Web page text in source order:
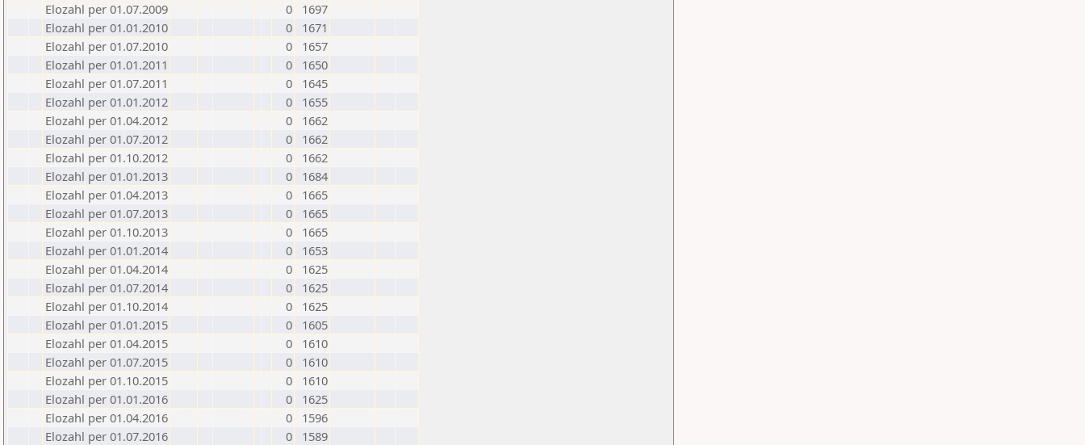
Elozahl per 01.07.2009
0
1697
Elozahl per 01.01.2010
0
1671
Elozahl per 01.07.2010
0
1657
Elozahl per 01.01.2011
0
1650
Elozahl per 01.07.2011
0
1645
Elozahl per 01.01.2012
0
1655
Elozahl per 01.04.2012
0
1662
Elozahl per 01.07.2012
0
1662
Elozahl per 01.10.2012
0
1662
Elozahl per 01.01.2013
0
1684
Elozahl per 01.04.2013
0
1665
Elozahl per 01.07.2013
0
1665
Elozahl per 01.10.2013
0
1665
Elozahl per 01.01.2014
0
1653
Elozahl per 01.04.2014
0
1625
Elozahl per 01.07.2014
0
1625
Elozahl per 01.10.2014
0
1625
Elozahl per 01.01.2015
0
1605
Elozahl per 01.04.2015
0
1610
Elozahl per 01.07.2015
0
1610
Elozahl per 01.10.2015
0
1610
Elozahl per 01.01.2016
0
1625
Elozahl per 01.04.2016
0
1596
Elozahl per 01.07.2016
0
1589